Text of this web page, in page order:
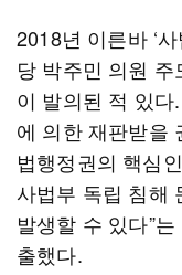
2018년 이른바 ‘
당 박주민 의원
이 발의된 적 있
에 의한 재판받을
법행정권의 핵심
사법부 독립 침해
발생할 수 있다”
출했다.